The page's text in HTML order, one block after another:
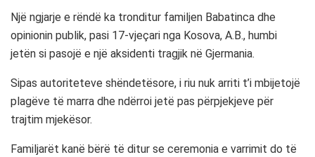
Një ngjarje e rëndë ka tronditur familjen Babatinca dhe
opinionin publik, pasi 17-vjeçari nga Kosova, A.B., humbi
jetën si pasojë e një aksidenti tragjik në Gjermania.
Sipas autoriteteve shëndetësore, i riu nuk arriti t’i mbijetojë
plagëve të marra dhe ndërroi jetë pas përpjekjeve për
trajtim mjekësor.
Familjarët kanë bërë të ditur se ceremonia e varrimit do të